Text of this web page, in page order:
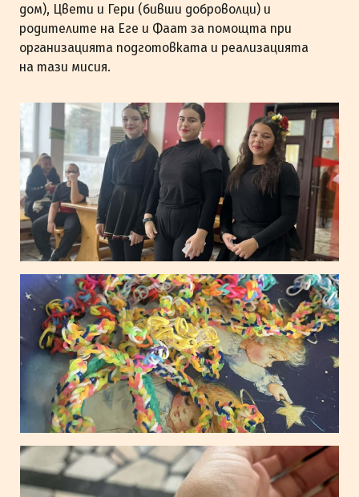
дом), Цвети и Гери (бивши доброволци) и
родителите на Еге и Фаат за помощта при
организацията подготовката и реализацията
на тази мисия.